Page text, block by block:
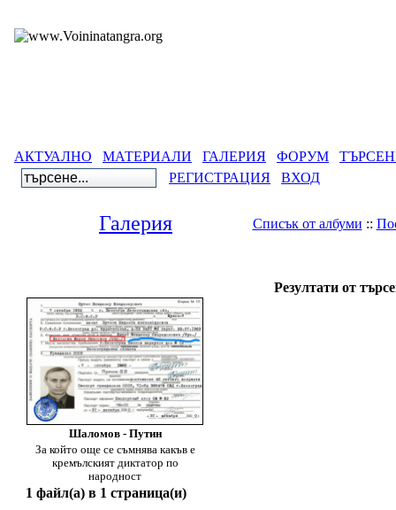
АКТУАЛНО МАТЕРИАЛИ ГАЛЕРИЯ ФОРУМ
РЕГИСТРАЦИЯ
ВХОД
Галерия Списък от албуми ::
Резултати от
Шаломов - Путин
За който още се съмнява какъв е
кремълският диктатор по
народност
1 файл(а) в 1 страница(и)